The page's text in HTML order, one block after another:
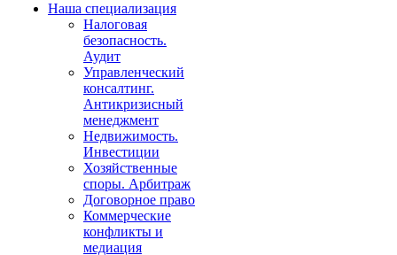
Наша специализация
Налоговая
безопасность.
Аудит
Управленческий
консалтинг.
Антикризисный
менеджмент
Недвижимость.
Инвестиции
Хозяйственные
споры. Арбитраж
Договорное право
Коммерческие
конфликты и
медиация